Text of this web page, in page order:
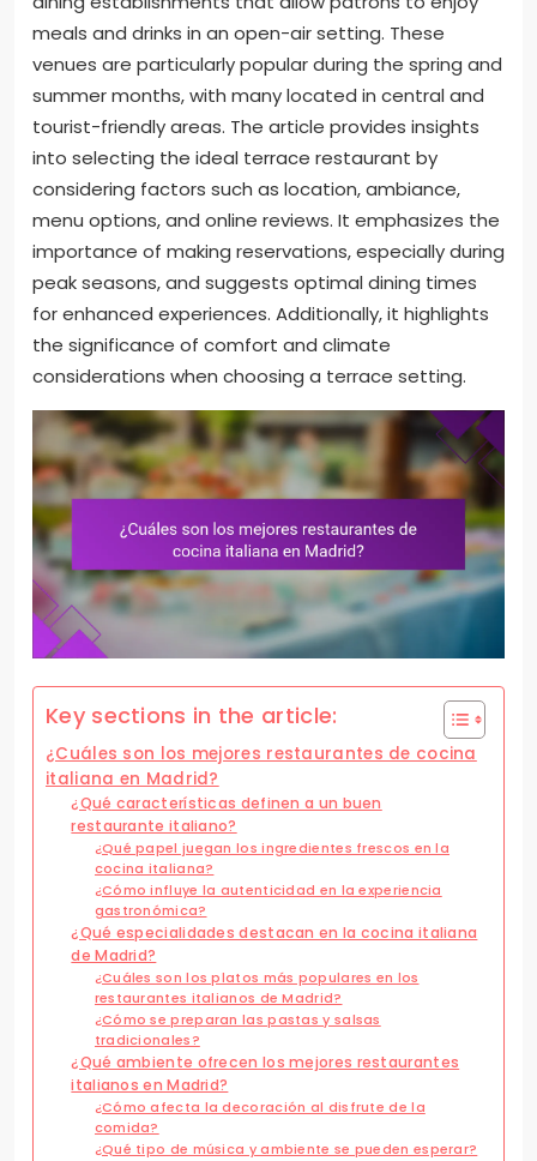
meals and drinks in an open-air setting. These
venues are particularly popular during the spring and
summer months, with many located in central and
tourist-friendly areas. The article provides insights
into selecting the ideal terrace restaurant by
considering factors such as location, ambiance,
menu options, and online reviews. It emphasizes the
importance of making reservations, especially during
peak seasons, and suggests optimal dining times
for enhanced experiences. Additionally, it highlights
the significance of comfort and climate
considerations when choosing a terrace setting.
Key sections in the article:
¿Cuáles son los mejores restaurantes de cocina
italiana en Madrid?
¿Qué características definen a un buen
restaurante italiano?
¿Qué papel juegan los ingredientes frescos en la
cocina italiana?
¿Cómo influye la autenticidad en la experiencia
gastronómica?
¿Qué especialidades destacan en la cocina italiana
de Madrid?
¿Cuáles son los platos más populares en los
restaurantes italianos de Madrid?
¿Cómo se preparan las pastas y salsas
tradicionales?
¿Qué ambiente ofrecen los mejores restaurantes
italianos en Madrid?
¿Cómo afecta la decoración al disfrute de la
comida?
¿Qué tipo de música y ambiente se pueden esperar?